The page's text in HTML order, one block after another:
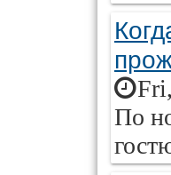
Fri,
По